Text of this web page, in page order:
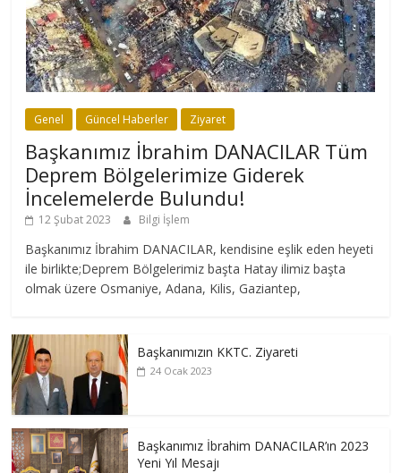
Genel Güncel Haberler Ziyaret
Başkanımız İbrahim DANACILAR Tüm
Deprem Bölgelerimize Giderek
İncelemelerde Bulundu!
12 Şubat 2023 Bilgi İşlem
Başkanımız İbrahim DANACILAR, kendisine eşlik eden heyeti
ile birlikte;Deprem Bölgelerimiz başta Hatay ilimiz başta
olmak üzere Osmaniye, Adana, Kilis, Gaziantep,
Başkanımızın KKTC. Ziyareti
24 Ocak 2023
Başkanımız İbrahim DANACILAR’ın 2023
Yeni Yıl Mesajı